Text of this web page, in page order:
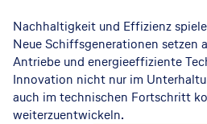
Nachhaltigkeit und Effizienz
Neue Schiffsgenerationen setzen
Antriebe und energieeffiziente
Innovation nicht nur im
auch im technischen Fortschritt
weiterzuentwickeln.